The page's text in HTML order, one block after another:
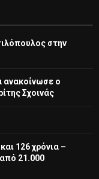
στην
ανακοίνωσε ο
Σχοινάς
126 χρόνια –
21.000